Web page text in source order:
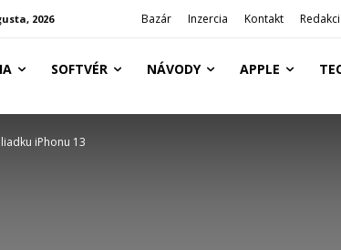
2026 Bazár Inzercia Kontakt
SOFTVÉR NÁVODY APPLE
iPhonu 13